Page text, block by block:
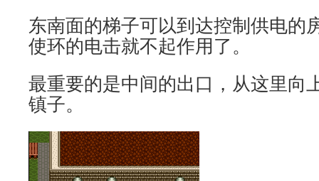
东南面的梯子可以到达控制供电的
使环的电击就不起作用了。
最重要的是中间的出口，从这里向
镇子。